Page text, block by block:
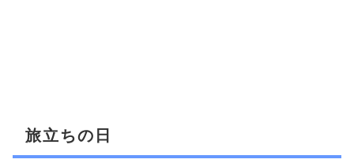
旅立ちの日